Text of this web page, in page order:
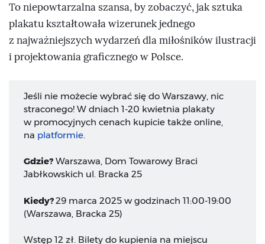
To niepowtarzalna szansa, by zobaczyć, jak sztuka
plakatu kształtowała wizerunek jednego
z najważniejszych wydarzeń dla miłośników ilustracji
i projektowania graficznego w Polsce.
Jeśli nie możecie wybrać się do Warszawy, nic
straconego! W dniach 1-20 kwietnia plakaty
w promocyjnych cenach kupicie także online,
na platformie.
Gdzie?Warszawa, Dom Towarowy Braci
Jabłkowskich ul. Bracka 25
Kiedy?29 marca 2025 w godzinach 11:00-19:00
(Warszawa, Bracka 25)
Wstęp 12 zł. Bilety do kupienia na miejscu